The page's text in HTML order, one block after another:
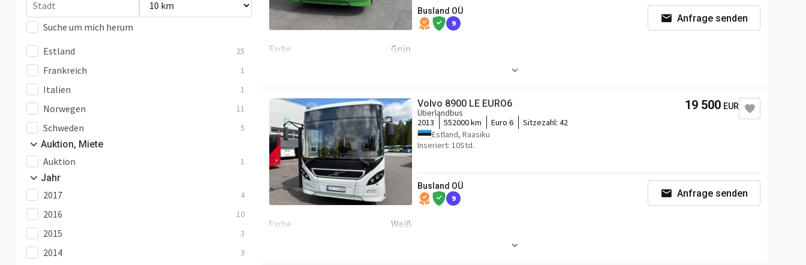
Suche um mich herum
Estland
25
Frankreich 1
Italien 1
Norwegen 11
Schweden 5
Auktion, Miete
Auktion 1
Jahr
2017 4
2016 10
2015 3
2014 3
Kabine Busland OÜ
9 Anfrage senden
Farbe Grün
Leistung
321 P.S.
Getriebe
Automatikgetriebe
Fahrgestell/Federung
Federung luft
Kabine
Volvo 8900 LE EURO6
Überlandbus
2013
552000 km Euro 6 Sitzezahl: 42
Estland, Raasiku
Inseriert: 10Std.
19 500 EUR
Busland OÜ
9 Anfrage senden
Farbe Weiß